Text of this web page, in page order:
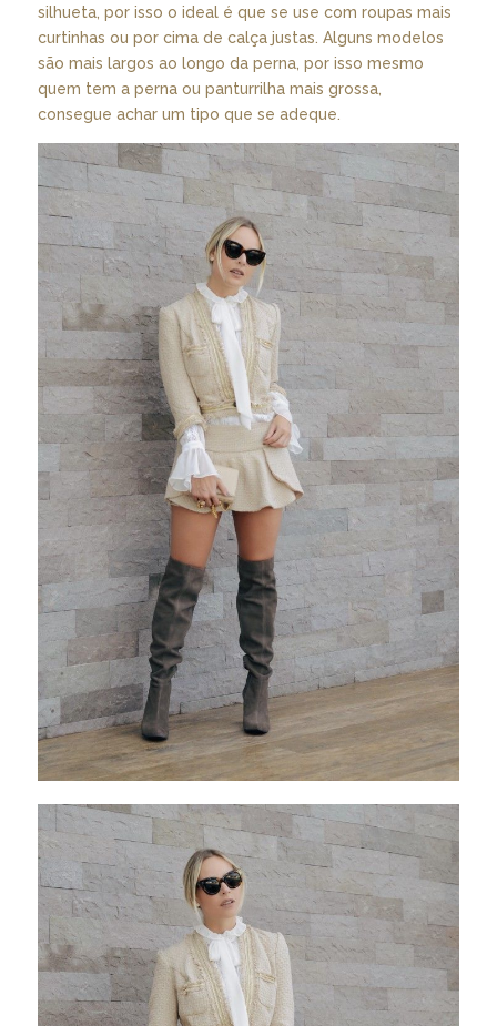
silhueta, por isso o ideal é que se use com roupas mais
curtinhas ou por cima de calça justas. Alguns modelos
são mais largos ao longo da perna, por isso mesmo
quem tem a perna ou panturrilha mais grossa,
consegue achar um tipo que se adeque.